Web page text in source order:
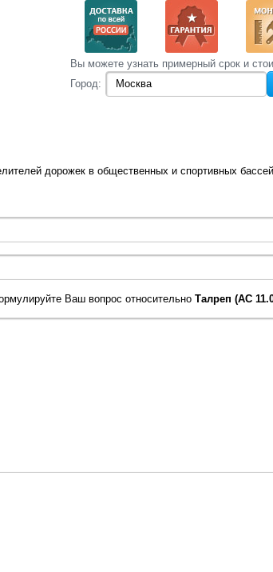
Вы‌ можете‌ узнать‌ примерный срок и
Город:
дорожек в общественных и спортивных
Ваш вопрос относительно Талреп (АС